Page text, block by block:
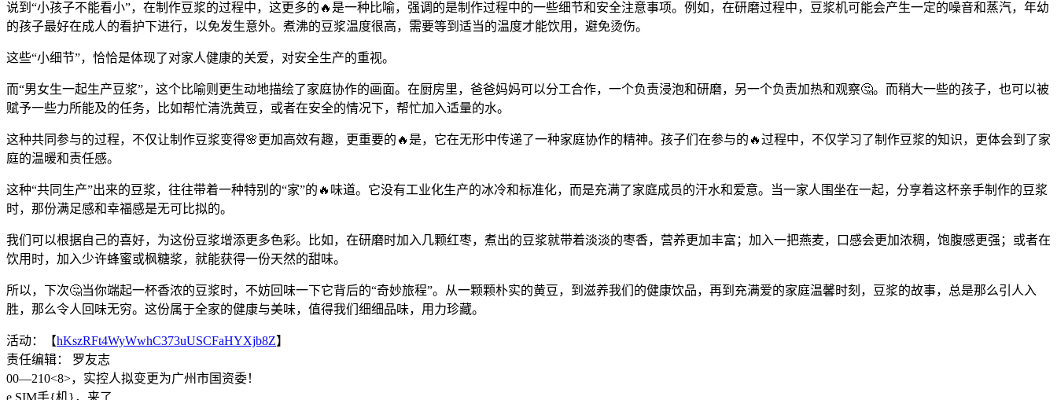
说到“小孩子不能看小”，在制作豆浆的过程中，这更多的🔥是一种比喻，强调的是制作过程中的一些细节和安全注意事项。例如，在研磨过程中，豆浆机可能会产生一定的噪音和蒸汽，年幼
的孩子最好在成人的看护下进行，以免发生意外。煮沸的豆浆温度很高，需要等到适当的温度才能饮用，避免烫伤。
这些“小细节”，恰恰是体现了对家人健康的关爱，对安全生产的重视。
而“男女生一起生产豆浆”，这个比喻则更生动地描绘了家庭协作的画面。在厨房里，爸爸妈妈可以分工合作，一个负责浸泡和研磨，另一个负责加热和观察🤔。而稍大一些的孩子，也可以被
赋予一些力所能及的任务，比如帮忙清洗黄豆，或者在安全的情况下，帮忙加入适量的水。
这种共同参与的过程，不仅让制作豆浆变得🌸更加高效有趣，更重要的🔥是，它在无形中传递了一种家庭协作的精神。孩子们在参与的🔥过程中，不仅学习了制作豆浆的知识，更体会到了家
庭的温暖和责任感。
这种“共同生产”出来的豆浆，往往带着一种特别的“家”的🔥味道。它没有工业化生产的冰冷和标准化，而是充满了家庭成员的汗水和爱意。当一家人围坐在一起，分享着这杯亲手制作的豆浆
时，那份满足感和幸福感是无可比拟的。
我们可以根据自己的喜好，为这份豆浆增添更多色彩。比如，在研磨时加入几颗红枣，煮出的豆浆就带着淡淡的枣香，营养更加丰富；加入一把燕麦，口感会更加浓稠，饱腹感更强；或者在
饮用时，加入少许蜂蜜或枫糖浆，就能获得一份天然的甜味。
所以，下次🤔当你端起一杯香浓的豆浆时，不妨回味一下它背后的“奇妙旅程”。从一颗颗朴实的黄豆，到滋养我们的健康饮品，再到充满爱的家庭温馨时刻，豆浆的故事，总是那么引人入
胜，那么令人回味无穷。这份属于全家的健康与美味，值得我们细细品味，用力珍藏。
活动：【hKszRFt4WyWwhC373uUSCFaHYXjb8Z】
责任编辑： 罗友志
00—210<8>，实控人拟变更为广州市国资委！